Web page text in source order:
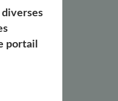
diverses
portail